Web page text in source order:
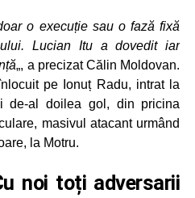
o execuție sau o fază fixă
Lucian Itu a dovedit iar
„, a precizat Călin Moldovan.
pe Ionuț Radu, intrat la
de-al doilea gol, din pricina
masivul atacant urmând
la Motru.
noi toți adversarii